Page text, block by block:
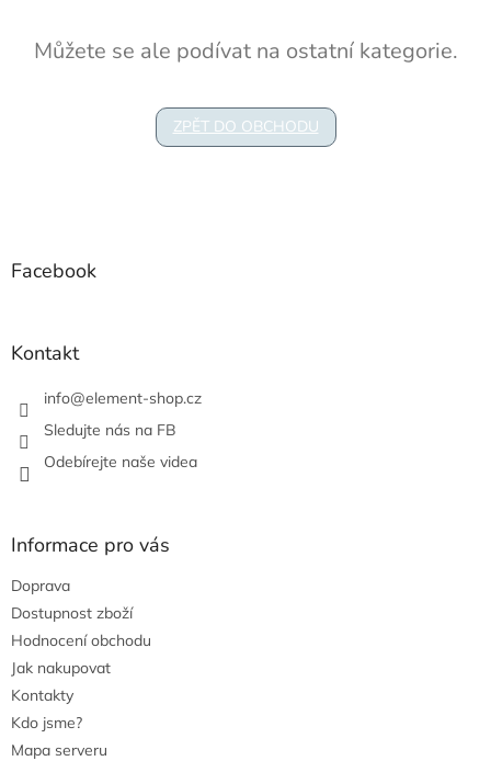
Můžete se ale podívat na ostatní kategorie.
ZPĚT DO OBCHODU
Facebook
Kontakt
info@element-shop.cz
Sledujte nás na FB
Odebírejte naše videa
Informace pro vás
Doprava
Dostupnost zboží
Hodnocení obchodu
Jak nakupovat
Kontakty
Kdo jsme?
Mapa serveru